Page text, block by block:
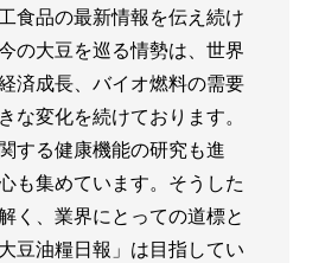
食品の最新情報を伝え続け
の大豆を巡る情勢は、世界
済成長、バイオ燃料の需要
な変化を続けております。
する健康機能の研究も進
も集めています。そうした
く、業界にとっての道標と
豆油糧日報」は目指してい